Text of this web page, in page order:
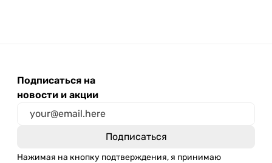
Подписаться на
новости и акции
Нажимая на кнопку подтверждения, я принимаю